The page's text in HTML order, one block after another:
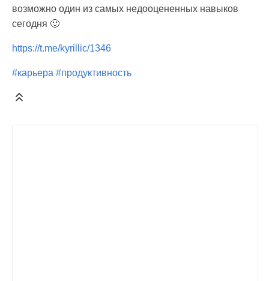
возможно один из самых недооцененных навыков
сегодня 🙂
https://t.me/kyrillic/1346
#карьера #продуктивность